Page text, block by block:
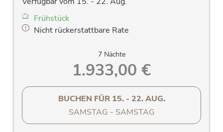
Rauriser Bergwelt
Zimmersafe
allergiefreundliche Holzböden und stillvolle
Massivholzmöbel
hochwertiges Daybed mit Lattenrost und
Frühstück
Nicht rückerstattbare Rate
7 Nächte
1.933,00 €
BUCHEN FÜR 15. - 22. AUG.
SAMSTAG - SAMSTAG